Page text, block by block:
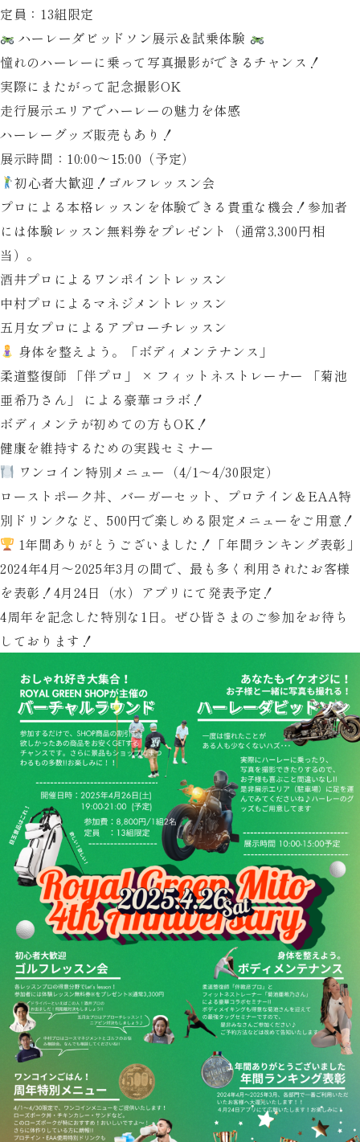
定員 ：13組限定
ハーレーダビッドソン展示＆試乗体験
憧れのハーレーに乗って写真撮影ができるチャンス！
実際にまたがって記念撮影OK
走行展示エリアでハーレーの魅力を体感
ハーレーグッズ販売もあり！
展示時間 ：10:00〜15:00（予定）
初心者大歓迎！ゴルフレッスン会
プロによる本格レッスンを体験できる貴重な機会！参加者
には体験レッスン無料券をプレゼント（通常3,300円相
当）。
酒井プロによるワンポイントレッスン
中村プロによるマネジメントレッスン
五月女プロによるアプローチレッスン
身体を整えよう。「ボディメンテナンス」
柔道整復師
「伴プロ」 × フィットネストレーナー
「菊池
亜希乃さん」
による豪華コラボ！
ボディメンテが初めての方もOK！
健康を維持するための実践セミナー
ワンコイン特別メニュー（4/1〜4/30限定）
ローストポーク丼、バーガーセット、プロテイン＆EAA特
別ドリンクなど、500円で楽しめる限定メニューをご用意！
1年間ありがとうございました！「年間ランキング表彰」
2024年4月〜2025年3月の間で、最も多く利用されたお客様
を表彰！4月24日（水）アプリにて発表予定！
4周年を記念した特別な1日。ぜひ皆さまのご参加をお待ち
しております！